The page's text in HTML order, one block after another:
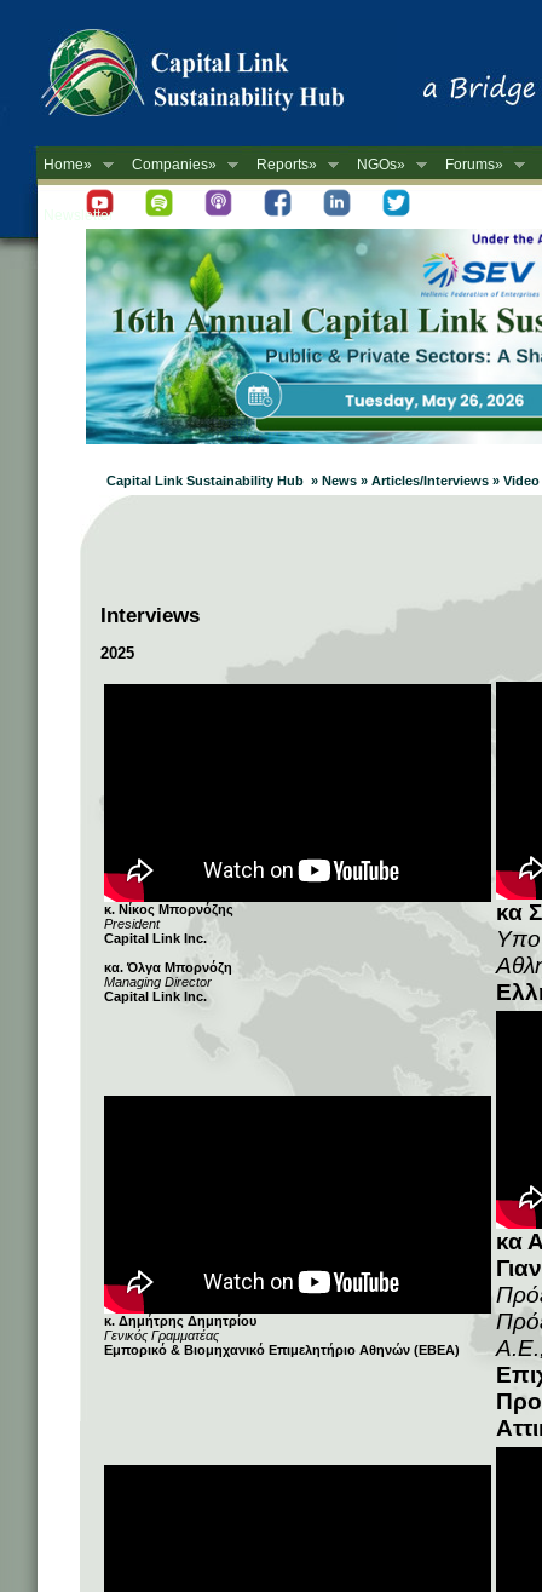
Home» Companies» Reports» NGOs» Forums»
Newsletter
Capital Link Sustainability Hub » News » Articles/Interviews » Video
Interviews
2025
κ. Νίκος Μπορνόζης
President
Capital Link Inc.
κα. Όλγα Μπορνόζη
Managing Director
Capital Link Inc.
κα
κ. Δημήτρης Δημητρίου
Γενικός Γραμματέας
Εμπορικό & Βιομηχανικό Επιμελητήριο Αθηνών (ΕΒΕΑ)
κα
Α.Ε.,